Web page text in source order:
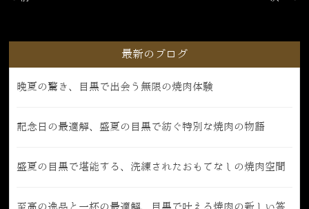
最新のブログ
晩夏の驚き、目黒で出会う無限の焼肉体験
記念日の最適解、盛夏の目黒で紡ぐ特別な焼肉の物語
盛夏の目黒で堪能する、洗練されたおもてなしの焼肉空間